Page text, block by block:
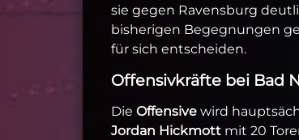
sie gegen Ravensburg
bisherigen Begegnungen
für sich entscheiden.
Offensivkräfte bei Bad
Die Offensive wird
Jordan Hickmott mit 20